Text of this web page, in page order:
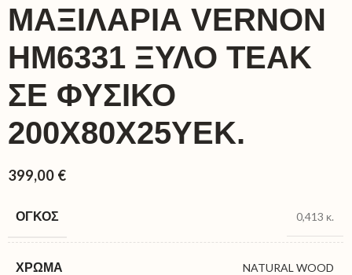
ΜΑΞΙΛΑΡΙΑ VERNON
HM6331 ΞΥΛΟ ΤΕΑΚ
ΣΕ ΦΥΣΙΚΟ
200X80X25ΥΕΚ.
399,00 €
ΌΓΚΟΣ 0,413 κ.
ΧΡΏΜΑ NATURAL WOOD